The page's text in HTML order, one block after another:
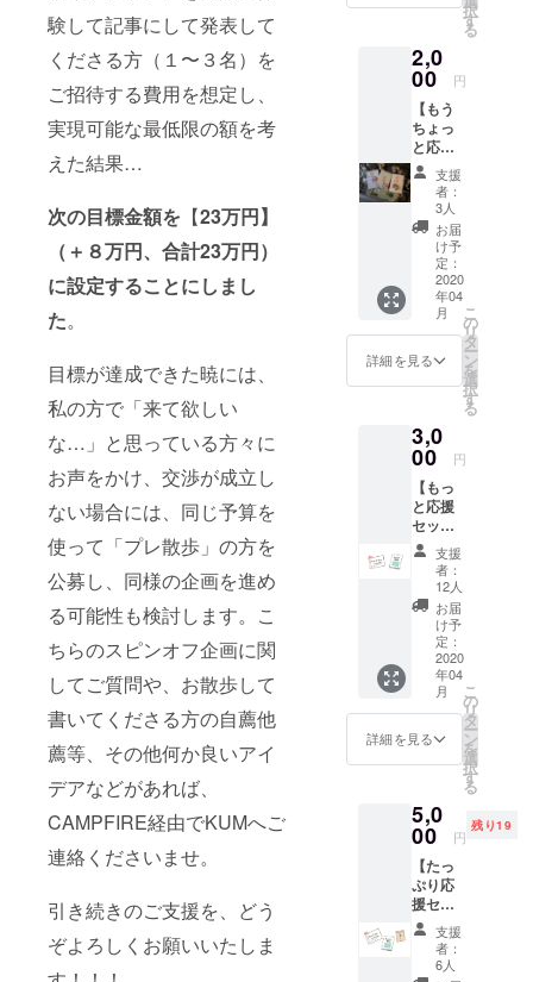
験して記事にして発表して
くださる方（１〜３名）を
ご招待する費用を想定し、
実現可能な最低限の額を考
えた結果…
次の目標金額を 【23万円】
（＋８万円、合計23万円）
に設定することにしまし
た。
目標が達成できた暁には、
私の方で「来て欲しい
な…」と思っている方々に
お声をかけ、交渉が成立し
ない場合には、同じ予算を
使って「プレ散歩」の方を
公募し、同様の企画を進め
る可能性も検討します。こ
ちらのスピンオフ企画に関
してご質問や、お散歩して
書いてくださる方の自薦他
薦等、その他何か良いアイ
デアなどがあれば、
CAMPFIRE経由でKUMへご
連絡くださいませ。
引き続きのご支援を、どう
ぞよろしくお願いいたしま
らご確
認くだ
さい。
タル版
ド（及
び
URL）
をお送
りしま
す。そ
ちらに
特製ポ
スト
カード
を２枚
おつけ
しま
す。で
きるだ
けご希
望に添
で、
①〜⑤
の中か
らいず
れかお
選びい
ただき
備考欄
にご記
入くだ
さい。
在庫が
なく
なった
場合は
別の組
み合わ
柄にな
る可能
性がご
ざいま
す。ご
了承く
ださ
い。
択
す
る
2,0
00 円
【もう
ちょっ
と応援
セット
B】
2,000
円。 直
筆のお
礼メッ
セージ
と、制
作した
ガイド
ブック
のデジ
タル版
ド（及
び
URL）
をお送
りしま
す。そ
ちらに
缶バッ
ジ一種
類をお
つけし
ます。
できる
だけご
希望に
添える
ように
うち、
「カメ
ラ」
「猫」
「奈
良・
鹿」か
ら一種
をお選
支援
者：
3人
お届
け予
定：
2020
年04
月
詳細を見る
こ
の
リ
タ
ー
ン
を
選
択
す
る
3,0
00 円
【もっ
と応援
セッ
ト・シ
ンプ
ル】制
作した
ガイド
ブック
１部
と、直
筆のお
礼状の
みのシ
ンプル
なリ
です
が、お
まけと
して、
ガイド
ブック
に掲載
できな
かった
支援
者：
12人
お届
け予
定：
2020
年04
月
詳細を見る
こ
の
リ
タ
ー
ン
を
選
択
す
る
5,0
00 円
残り19
【たっ
ぷり応
援セッ
ト】制
作した
ガイド
支援
者：
6人